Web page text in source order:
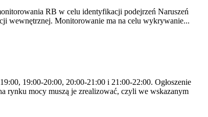
RB w celu identyfikacji podejrzeń Naruszeń
wewnętrznej. Monitorowanie ma na celu wykrywanie...
19:00-20:00, 20:00-21:00 i 21:00-22:00. Ogłoszenie
rynku mocy muszą je zrealizować, czyli we wskazanym